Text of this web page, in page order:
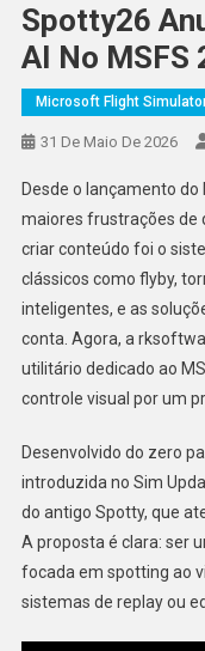
Spotty26
AI No MSFS
Microsoft Flight
31 De Maio De 2026
Desde o lançamento
maiores frustrações de
criar conteúdo foi o
clássicos como flyby,
inteligentes, e as
conta. Agora, a
utilitário dedicado ao
controle visual por um
Desenvolvido do zero
introduzida no Sim
do antigo Spotty, que
A proposta é clara: ser
focada em spotting ao
sistemas de replay ou